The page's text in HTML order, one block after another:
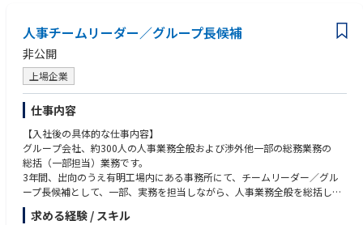
人事チームリーダー／グループ長候補
非公開
上場企業
仕事内容
【入社後の具体的な仕事内容】
グループ会社、約300人の人事業務全般および渉外他一部の総務業務の
総括（一部担当）業務です。
3年間、出向のうえ有明工場内にある事務所にて、チームリーダー／グル
ープ長候補として、一部、実務を担当しながら、人事業務全般を総括して
いただきます。
求める経験 / スキル